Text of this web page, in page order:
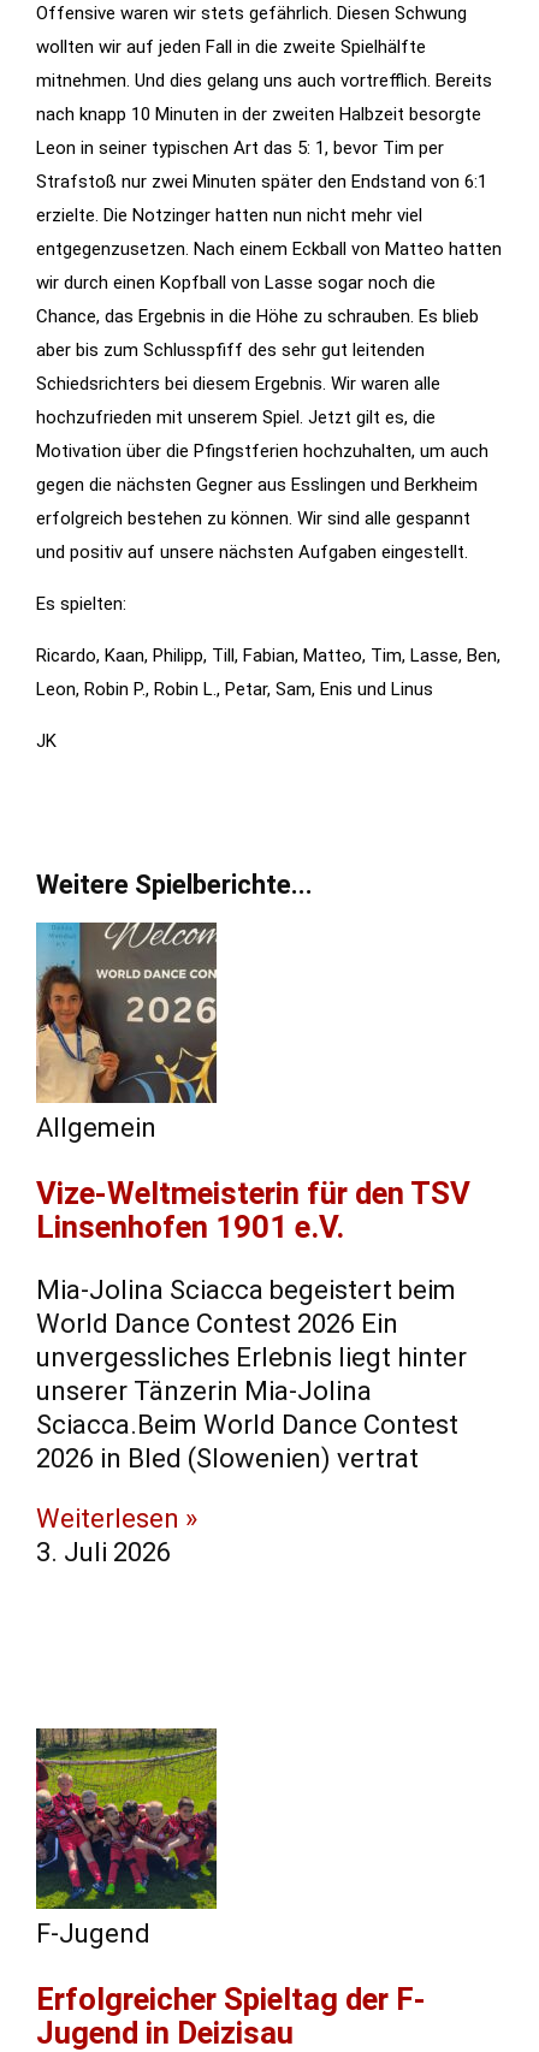
Offensive waren wir stets gefährlich. Diesen Schwung
wollten wir auf jeden Fall in die zweite Spielhälfte
mitnehmen. Und dies gelang uns auch vortrefflich. Bereits
nach knapp 10 Minuten in der zweiten Halbzeit besorgte
Leon in seiner typischen Art das 5: 1, bevor Tim per
Strafstoß nur zwei Minuten später den Endstand von 6:1
erzielte. Die Notzinger hatten nun nicht mehr viel
entgegenzusetzen. Nach einem Eckball von Matteo hatten
wir durch einen Kopfball von Lasse sogar noch die
Chance, das Ergebnis in die Höhe zu schrauben. Es blieb
aber bis zum Schlusspfiff des sehr gut leitenden
Schiedsrichters bei diesem Ergebnis. Wir waren alle
hochzufrieden mit unserem Spiel. Jetzt gilt es, die
Motivation über die Pfingstferien hochzuhalten, um auch
gegen die nächsten Gegner aus Esslingen und Berkheim
erfolgreich bestehen zu können. Wir sind alle gespannt
und positiv auf unsere nächsten Aufgaben eingestellt.
Es spielten:
Ricardo, Kaan, Philipp, Till, Fabian, Matteo, Tim, Lasse, Ben,
Leon, Robin P., Robin L., Petar, Sam, Enis und Linus
JK
Weitere Spielberichte...
Allgemein
Vize-Weltmeisterin für den TSV
Linsenhofen 1901 e.V.
Mia-Jolina Sciacca begeistert beim
World Dance Contest 2026 Ein
unvergessliches Erlebnis liegt hinter
unserer Tänzerin Mia-Jolina
Sciacca.Beim World Dance Contest
2026 in Bled (Slowenien) vertrat
Weiterlesen »
3. Juli 2026
F-Jugend
​Erfolgreicher Spieltag der F-
Jugend in Deizisau
Marketing
Indem Sie uns Ihre
Interessen und Ihr
Verhalten beim
Besuch unserer
Website mitteilen,
erhöhen Sie die
Wahrscheinlichkeit,
personalisierte
Inhalte und
Angebote zu
sehen.